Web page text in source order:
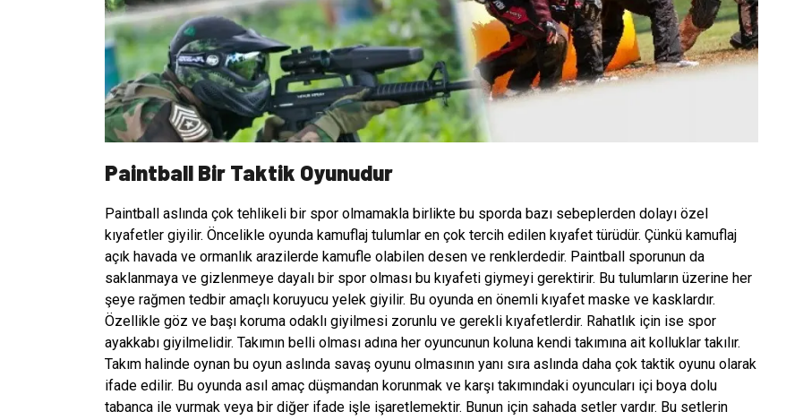
Paintball Bir Taktik Oyunudur
Paintball aslında çok tehlikeli bir spor olmamakla birlikte bu sporda bazı sebeplerden dolayı özel
kıyafetler giyilir. Öncelikle oyunda kamuflaj tulumlar en çok tercih edilen kıyafet türüdür. Çünkü kamuflaj
açık havada ve ormanlık arazilerde kamufle olabilen desen ve renklerdedir. Paintball sporunun da
saklanmaya ve gizlenmeye dayalı bir spor olması bu kıyafeti giymeyi gerektirir. Bu tulumların üzerine her
şeye rağmen tedbir amaçlı koruyucu yelek giyilir. Bu oyunda en önemli kıyafet maske ve kasklardır.
Özellikle göz ve başı koruma odaklı giyilmesi zorunlu ve gerekli kıyafetlerdir. Rahatlık için ise spor
ayakkabı giyilmelidir. Takımın belli olması adına her oyuncunun koluna kendi takımına ait kolluklar takılır.
Takım halinde oynan bu oyun aslında savaş oyunu olmasının yanı sıra aslında daha çok taktik oyunu olarak
ifade edilir. Bu oyunda asıl amaç düşmandan korunmak ve karşı takımındaki oyuncuları içi boya dolu
tabanca ile vurmak veya bir diğer ifade işle işaretlemektir. Bunun için sahada setler vardır. Bu setlerin